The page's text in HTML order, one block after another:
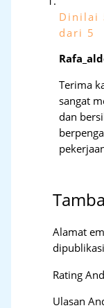
Dinilai
dari 5
Terima
sangat
dan
Alamat
Rating
Ulasan